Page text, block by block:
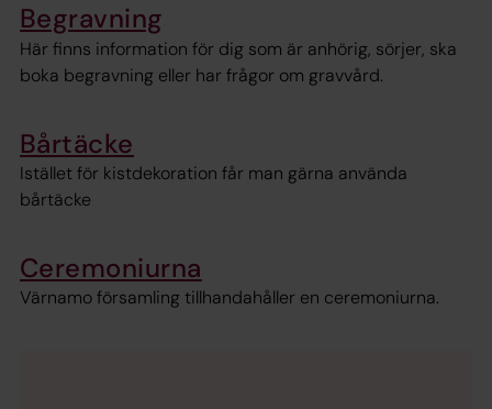
Begravning
Här finns information för dig som är anhörig, sörjer, ska
boka begravning eller har frågor om gravvård.
Bårtäcke
Istället för kistdekoration får man gärna använda
bårtäcke
Ceremoniurna
Värnamo församling tillhandahåller en ceremoniurna.